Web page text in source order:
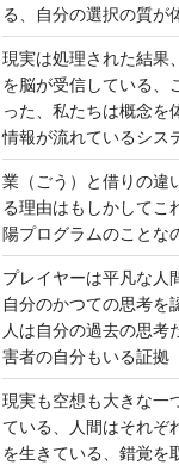
る、自分の選択の質が
現実は処理された結果
を脳が受信している、
った、私たちは概念を
情報が流れているシス
業（ごう）と借りの違
る理由はもしかしてこ
陽プログラムのことな
プレイヤーは平凡な人
自分のかつての思考を
人は自分の過去の思考
害者の自分もいる証拠
現実も空想も大きな一
ている、人間はそれぞ
を生きている、錯覚を